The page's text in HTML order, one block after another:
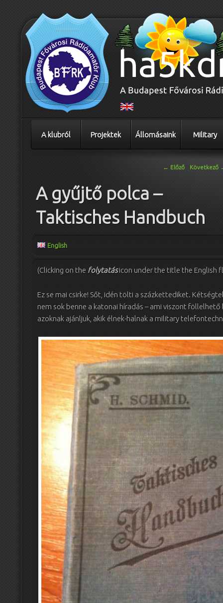
A klubról Projektek Állomásaink Military
← Előző Következő
A gyűjtő polca –
Taktisches Handbuch
English
(Clicking on the folytatás icon under the title the English
Ez se mai csirke! Sőt, idén tölti a százkettediket.
nem sok benne a katonai híradás – ami viszont föllelhető
azoknak ajánljuk, akik élnek-halnak a military